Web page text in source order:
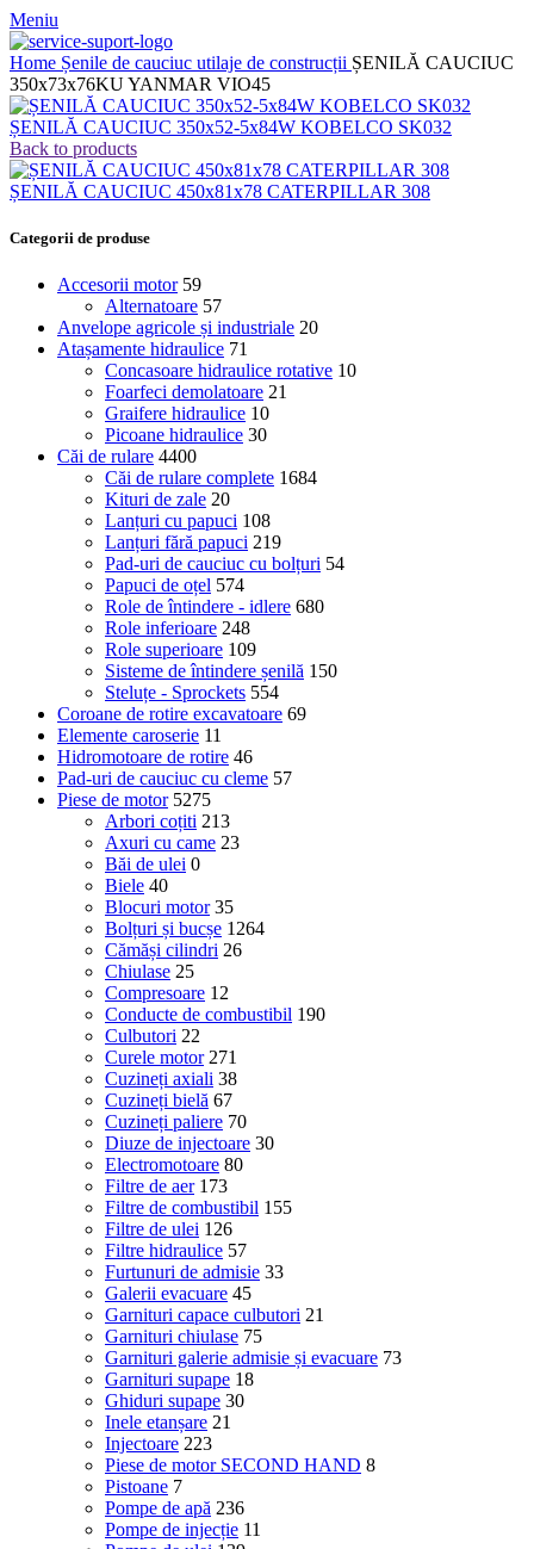
Meniu
Home Șenile de cauciuc utilaje de construcții ȘENILĂ CAUCIUC
350x73x76KU YANMAR VIO45
ȘENILĂ CAUCIUC 350x52-5x84W KOBELCO SK032
Back to products
ȘENILĂ CAUCIUC 450x81x78 CATERPILLAR 308
Categorii de produse
Accesorii motor 59
Alternatoare 57
Anvelope agricole și industriale 20
Atașamente hidraulice 71
Concasoare hidraulice rotative 10
Foarfeci demolatoare 21
Graifere hidraulice 10
Picoane hidraulice 30
Căi de rulare 4400
Căi de rulare complete 1684
Kituri de zale 20
Lanțuri cu papuci 108
Lanțuri fără papuci 219
Pad-uri de cauciuc cu bolțuri 54
Papuci de oțel 574
Role de întindere - idlere 680
Role inferioare 248
Role superioare 109
Sisteme de întindere șenilă 150
Steluțe - Sprockets 554
Coroane de rotire excavatoare 69
Elemente caroserie 11
Hidromotoare de rotire 46
Pad-uri de cauciuc cu cleme 57
Piese de motor 5275
Arbori coțiti 213
Axuri cu came 23
Băi de ulei 0
Biele 40
Blocuri motor 35
Bolțuri și bucșe 1264
Cămăși cilindri 26
Chiulase 25
Compresoare 12
Conducte de combustibil 190
Culbutori 22
Curele motor 271
Cuzineți axiali 38
Cuzineți bielă 67
Cuzineți paliere 70
Diuze de injectoare 30
Electromotoare 80
Filtre de aer 173
Filtre de combustibil 155
Filtre de ulei 126
Filtre hidraulice 57
Furtunuri de admisie 33
Galerii evacuare 45
Garnituri capace culbutori 21
Garnituri chiulase 75
Garnituri galerie admisie și evacuare 73
Garnituri supape 18
Ghiduri supape 30
Inele etanșare 21
Injectoare 223
Piese de motor SECOND HAND 8
Pistoane 7
Pompe de apă 236
Pompe de injecție 11